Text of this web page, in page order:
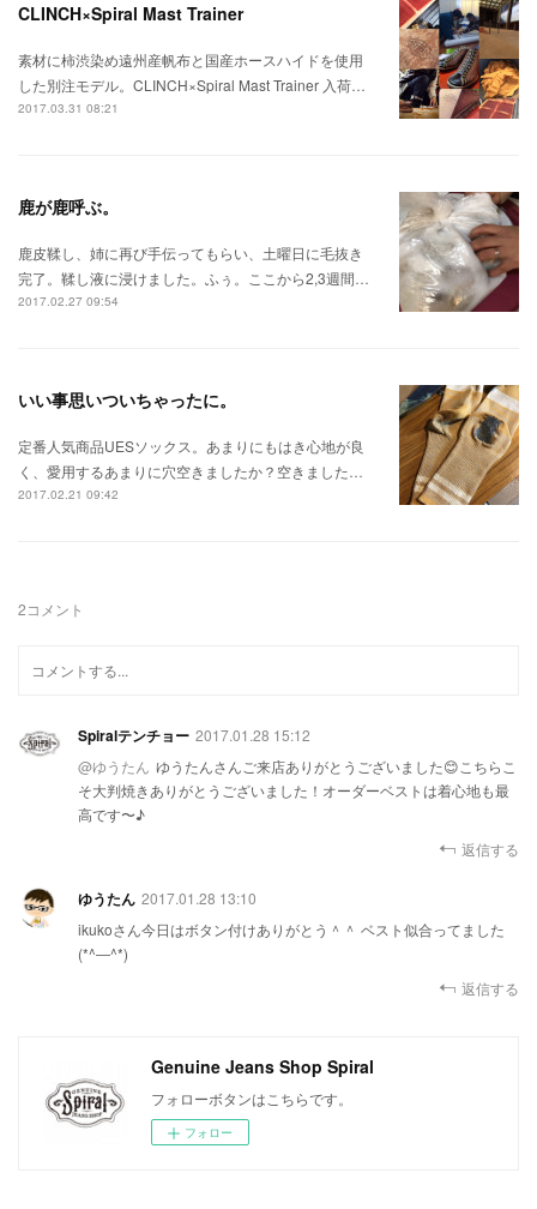
CLINCH×Spiral Mast Trainer
素材に柿渋染め遠州産帆布と国産ホースハイドを使用
した別注モデル。CLINCH×Spiral Mast Trainer 入荷…
2017.03.31 08:21
鹿が鹿呼ぶ。
鹿皮鞣し、姉に再び手伝ってもらい、土曜日に毛抜き
完了。鞣し液に浸けました。ふぅ。ここから2,3週間…
2017.02.27 09:54
いい事思いついちゃったに。
定番人気商品UESソックス。あまりにもはき心地が良
く、愛用するあまりに穴空きましたか？空きました…
2017.02.21 09:42
2コメント
Spiralテンチョー 2017.01.28 15:12
@ゆうたん ゆうたんさんご来店ありがとうございました😊こちらこ
そ大判焼きありがとうございました！オーダーベストは着心地も最
高です〜♪
返信する
ゆうたん 2017.01.28 13:10
ikukoさん今日はボタン付けありがとう＾＾ ベスト似合ってました
(*^―^*)
返信する
Genuine Jeans Shop Spiral
フォローボタンはこちらです。
フォロー